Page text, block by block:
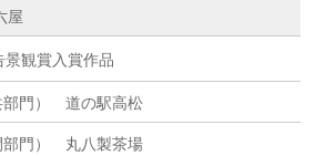
屋
観賞入賞作品
部門） 道の駅高松
部門） 丸八製茶場